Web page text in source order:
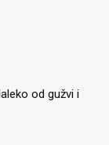
od gužvi i